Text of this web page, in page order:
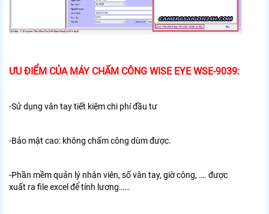
ƯU ĐIỂM CỦA MÁY CHẤM CÔNG WISE EYE WSE-9039:
-Sử dụng vân tay tiết kiệm chi phí đầu tư
-Bảo mật cao: không chấm công dùm được.
-Phần mềm quản lý nhân viên, số vân tay, giờ công, …. được
xuất ra file excel để tính lương……